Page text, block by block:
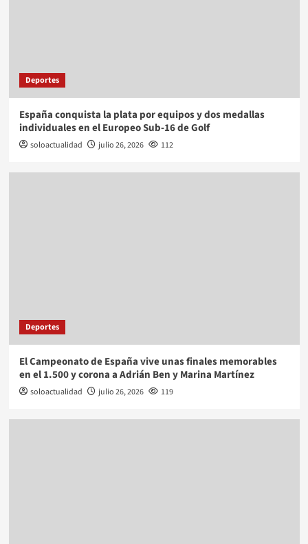
Deportes
España conquista la plata por equipos y dos medallas
individuales en el Europeo Sub-16 de Golf
soloactualidad julio 26, 2026 112
Deportes
El Campeonato de España vive unas finales memorables
en el 1.500 y corona a Adrián Ben y Marina Martínez
soloactualidad julio 26, 2026 119